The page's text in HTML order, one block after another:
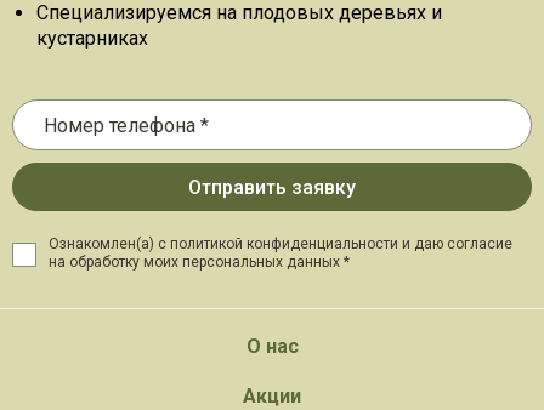
Специализируемся на плодовых деревьях и
кустарниках
Ознакомлен(а) с политикой конфиденциальности и даю согласие
на обработку моих персональных данных *
О нас
Акции